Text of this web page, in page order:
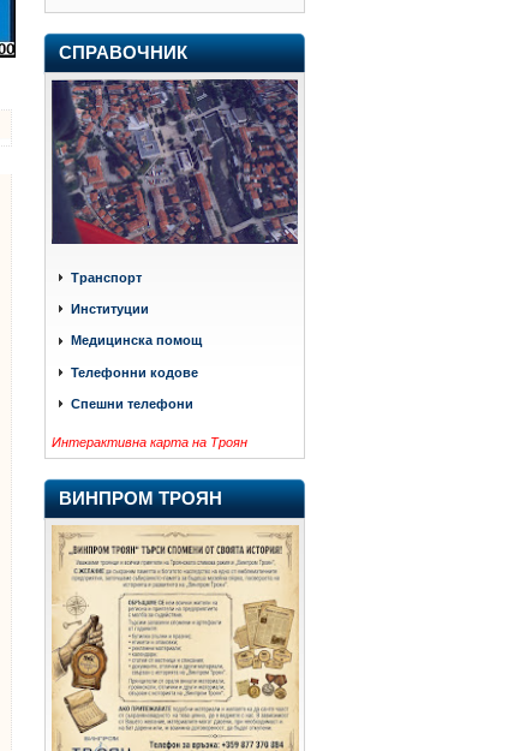
СПРАВОЧНИК
Транспорт
Институции
Медицинска помощ
Телефонни кодове
Спешни телефони
Интерактивна карта на Троян
ВИНПРОМ ТРОЯН